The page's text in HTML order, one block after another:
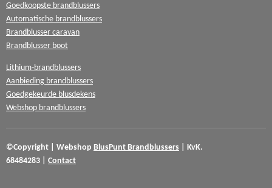
Goedkoopste brandblussers
Automatische brandblussers
Brandblusser caravan
Brandblusser boot
Lithium-brandblussers
Aanbieding brandblussers
Goedgekeurde blusdekens
Webshop brandblussers
©Copyright Webshop BlusPunt Brandblussers
KvK.
68484283
Contact